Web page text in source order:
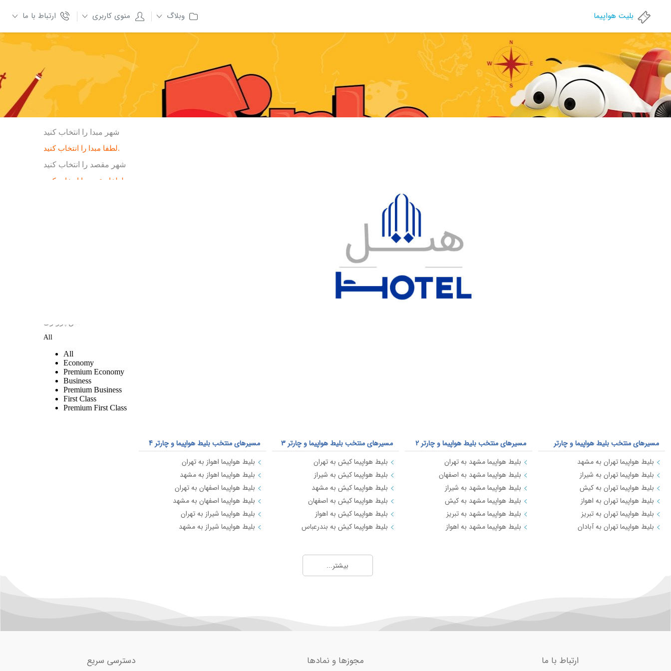
بلیت هواپیما ارتباط با ما منوی کاربری وبلاگ
مسیرهای منتخب بلیط هواپیما و چارتر
بلیط هواپیما تهران به مشهد
بلیط هواپیما تهران به شیراز
بلیط هواپیما تهران به کیش
بلیط هواپیما تهران به اهواز
بلیط هواپیما تهران به تبریز
بلیط هواپیما تهران به آبادان
مسیرهای منتخب بلیط هواپیما و چارتر 2
بلیط هواپیما مشهد به تهران
بلیط هواپیما مشهد به اصفهان
بلیط هواپیما مشهد به شیراز
بلیط هواپیما مشهد به کیش
بلیط هواپیما مشهد به تبریز
بلیط هواپیما مشهد به اهواز
مسیرهای منتخب بلیط هواپیما و چارتر 3
بلیط هواپیما کیش به تهران
بلیط هواپیما کیش به شیراز
بلیط هواپیما کیش به مشهد
بلیط هواپیما کیش به اصفهان
بلیط هواپیما کیش به اهواز
بلیط هواپیما کیش به بندرعباس
مسیرهای منتخب بلیط هواپیما و چارتر 4
بلیط هواپیما اهواز به تهران
بلیط هواپیما اهواز به مشهد
بلیط هواپیما اصفهان به تهران
بلیط هواپیما اصفهان به مشهد
بلیط هواپیما شیراز به تهران
بلیط هواپیما شیراز به مشهد
بیشتر...
ارتباط با ما مجوزها و نمادها دسترسی سریع